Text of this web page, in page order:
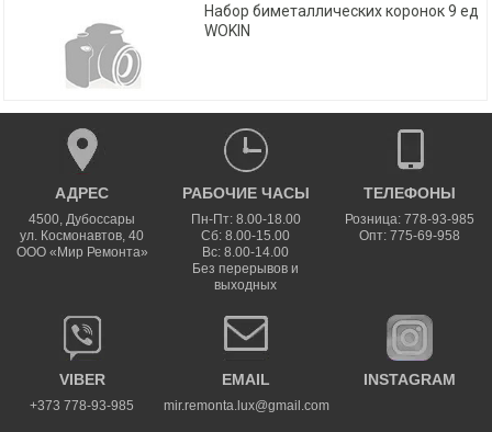
Набор биметаллических коронок 9 ед
WOKIN
АДРЕС
4500,Дубоссары
ул. Космонавтов, 40
ООО «Мир Ремонта»
РАБОЧИЕ ЧАСЫ
Пн-Пт: 8.00-18.00
Сб: 8.00-15.00
Вс: 8.00-14.00
Без перерывов и
выходных
ТЕЛЕФОНЫ
Розница: 778-93-985
Опт: 775-69-958
VIBER
+373 778-93-985
EMAIL
mir.remonta.lux@gmail.com
INSTAGRAM